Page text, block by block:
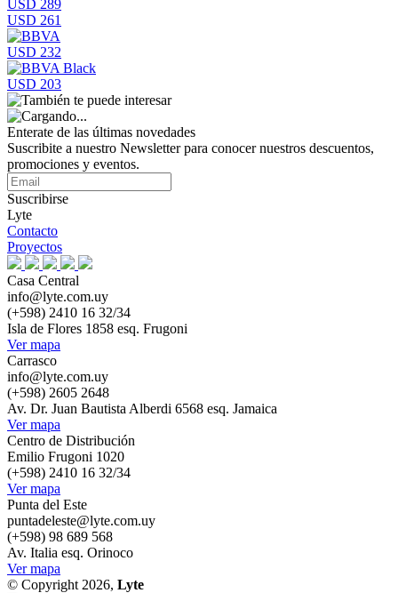
USD 289
USD 261
USD 232
USD 203
Enterate de las últimas novedades
Suscribite a nuestro Newsletter para conocer nuestros descuentos,
promociones y eventos.
Suscribirse
Lyte
Contacto
Proyectos
Casa Central
info@lyte.com.uy
(+598) 2410 16 32/34
Isla de Flores 1858 esq. Frugoni
Ver mapa
Carrasco
info@lyte.com.uy
(+598) 2605 2648
Av. Dr. Juan Bautista Alberdi 6568 esq. Jamaica
Ver mapa
Centro de Distribución
Emilio Frugoni 1020
(+598) 2410 16 32/34
Ver mapa
Punta del Este
puntadeleste@lyte.com.uy
(+598) 98 689 568
Av. Italia esq. Orinoco
Ver mapa
© Copyright 2026, Lyte